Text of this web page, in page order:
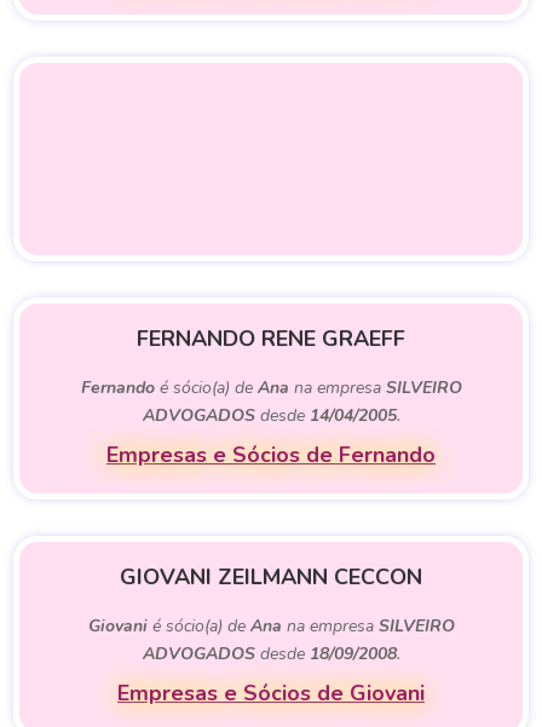
FERNANDO RENE GRAEFF
Fernandoé sócio(a) de Ana na empresa SILVEIRO
ADVOGADOSdesde 14/04/2005.
Empresas e Sócios de Fernando
GIOVANI ZEILMANN CECCON
Giovanié sócio(a) de Ana na empresa SILVEIRO
ADVOGADOSdesde 18/09/2008.
Empresas e Sócios de Giovani